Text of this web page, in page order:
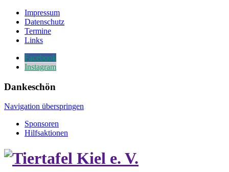
Impressum
Datenschutz
Termine
Links
Facebook
Instagram
Dankeschön
Navigation überspringen
Sponsoren
Hilfsaktionen